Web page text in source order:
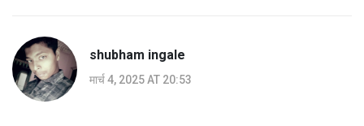
shubham ingale
मार्च 4, 2025 AT 20:53